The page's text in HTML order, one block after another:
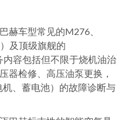
赫车型常见的M276、
及顶级旗舰的
容包括但不限于烧机油治
器检修、高压油泵更换，
机、蓄电池）的故障诊断与